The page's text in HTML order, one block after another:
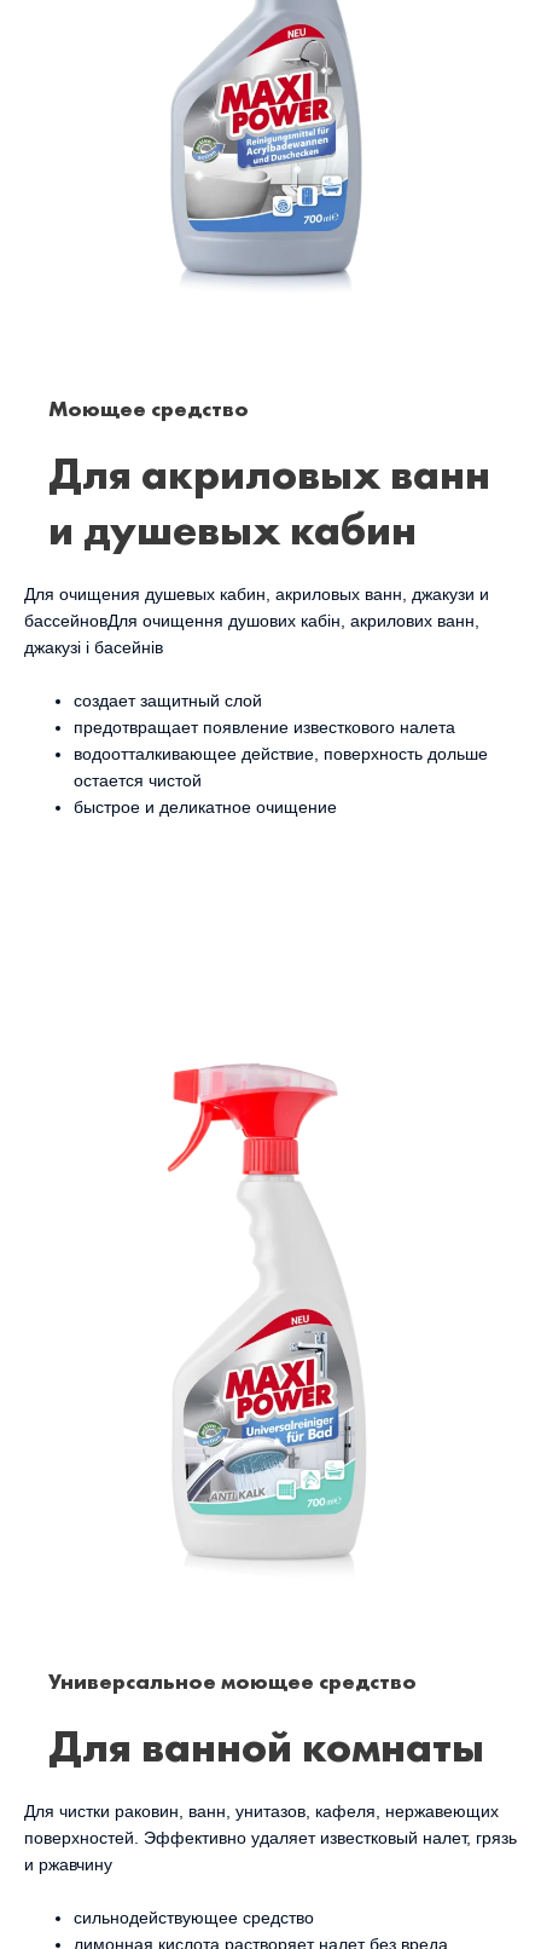
Моющее средство
Для акриловых ванн
и душевых кабин
Для очищения душевых кабин, акриловых ванн, джакузи и
бассейновДля очищення душових кабін, акрилових ванн,
джакузі і басейнів
создает защитный слой
предотвращает появление известкового налета
водоотталкивающее действие, поверхность дольше
остается чистой
быстрое и деликатное очищение
Универсальное моющее средство
Для ванной комнаты
Для чистки раковин, ванн, унитазов, кафеля, нержавеющих
поверхностей. Эффективно удаляет известковый налет, грязь
и ржавчину
сильнодействующее средство
лимонная кислота растворяет налет без вреда